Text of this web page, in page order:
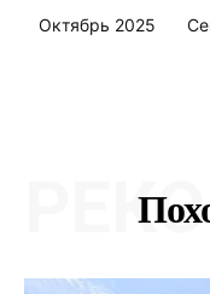
Октябрь 2025